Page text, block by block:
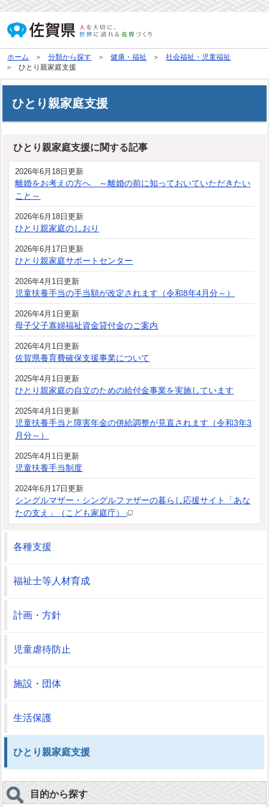
ホーム 分類から探す 健康・福祉
社会福祉・児童福祉
ひとり親家庭支援
ひとり親家庭支援
ひとり親家庭支援に関する記事
2026年6月18日更新
離婚をお考えの方へ ～離婚の前に知っておいていただきたい
こと～
2026年6月18日更新
ひとり親家庭のしおり
2026年6月17日更新
ひとり親家庭サポートセンター
2026年4月1日更新
児童扶養手当の手当額が改定されます（令和8年4月分～）
2026年4月1日更新
母子父子寡婦福祉資金貸付金のご案内
2026年4月1日更新
佐賀県養育費確保支援事業について
2025年4月1日更新
ひとり親家庭の自立のための給付金事業を実施しています
2025年4月1日更新
児童扶養手当と障害年金の併給調整が見直されます（令和3年3
月分～）
2025年4月1日更新
児童扶養手当制度
2024年6月17日更新
シングルマザー・シングルファザーの暮らし応援サイト「あな
たの支え」（こども家庭庁）
各種支援
福祉士等人材育成
計画・方針
児童虐待防止
施設・団体
生活保護
ひとり親家庭支援
目的から探す